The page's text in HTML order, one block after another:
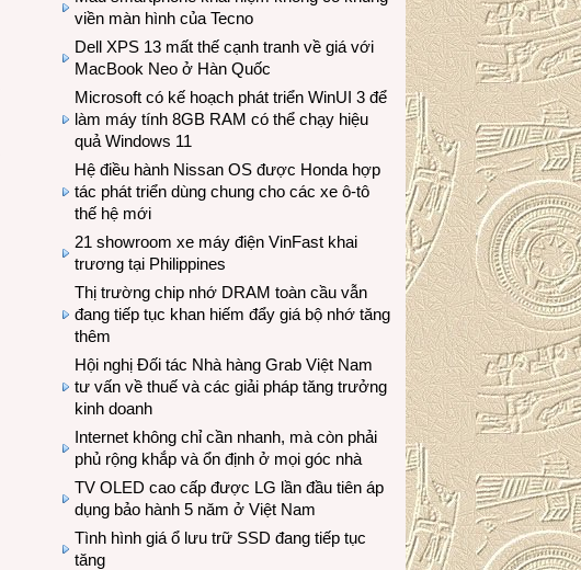
viền màn hình của Tecno
Dell XPS 13 mất thế cạnh tranh về giá với
MacBook Neo ở Hàn Quốc
Microsoft có kế hoạch phát triển WinUI 3 để
làm máy tính 8GB RAM có thể chạy hiệu
quả Windows 11
Hệ điều hành Nissan OS được Honda hợp
tác phát triển dùng chung cho các xe ô-tô
thế hệ mới
21 showroom xe máy điện VinFast khai
trương tại Philippines
Thị trường chip nhớ DRAM toàn cầu vẫn
đang tiếp tục khan hiếm đẩy giá bộ nhớ tăng
thêm
Hội nghị Đối tác Nhà hàng Grab Việt Nam
tư vấn về thuế và các giải pháp tăng trưởng
kinh doanh
Internet không chỉ cần nhanh, mà còn phải
phủ rộng khắp và ổn định ở mọi góc nhà
TV OLED cao cấp được LG lần đầu tiên áp
dụng bảo hành 5 năm ở Việt Nam
Tình hình giá ổ lưu trữ SSD đang tiếp tục
tăng